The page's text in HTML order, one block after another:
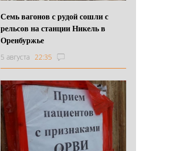
Семь вагонов с рудой сошли с
рельсов на станции Никель в
Оренбуржье
5 августа 22:35